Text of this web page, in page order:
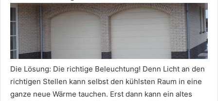
Die Lösung: Die richtige Beleuchtung! Denn Licht an den
richtigen Stellen kann selbst den kühlsten Raum in eine
ganze neue Wärme tauchen. Erst dann kann ein altes